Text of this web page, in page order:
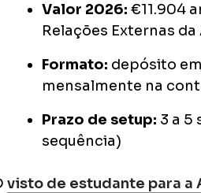
Valor 2026: €11.904
Relações Externas
Formato: depósito
mensalmente na
Prazo de setup: 3 a 5
sequência)
visto de estudante para a